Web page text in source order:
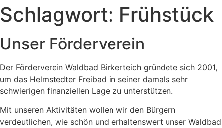
Schlagwort: Frühstück
Unser Förderverein
Der Förderverein Waldbad Birkerteich gründete sich 2001,
um das Helmstedter Freibad in seiner damals sehr
schwierigen finanziellen Lage zu unterstützen.
Mit unseren Aktivitäten wollen wir den Bürgern
verdeutlichen, wie schön und erhaltenswert unser Waldbad